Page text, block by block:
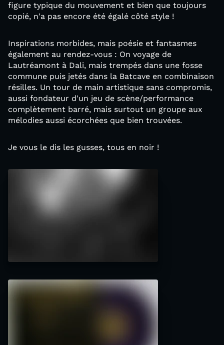
figure typique du mouvement et bien que toujours
copié, n'a pas encore été égalé côté style !
Inspirations morbides, mais poésie et fantasmes
également au rendez-vous : On voyage de
Lautréamont à Dali, mais trempés dans une fosse
commune puis jetés dans la Batcave en combinaison
résilles. Un tour de main artistique sans compromis,
aussi fondateur d'un jeu de scène/performance
complètement barré, mais surtout un groupe aux
mélodies aussi écorchées que bien trouvées.
Je vous le dis les gusses, tous en noir !